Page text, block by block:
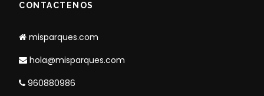
CONTACTENOS
misparques.com
hola@misparques.com
960880986